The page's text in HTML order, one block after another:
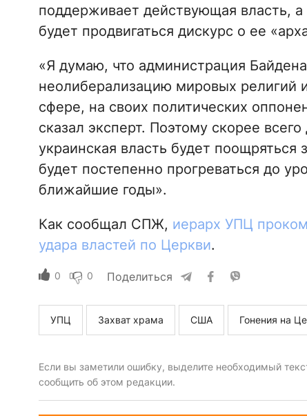
поддерживает действующая власть,
будет продвигаться дискурс о ее
«Я думаю, что администрация
неолиберализацию мировых религий
сфере, на своих политических
сказал эксперт. Поэтому скорее
украинская власть будет поощряться
будет постепенно прогреваться до
ближайшие годы».
Как сообщал СПЖ, иерарх УПЦ
удара властей по Церкви.
0 0 Поделиться
УПЦ Захват храма США Гонения на
Если вы заметили ошибку, выделите необходимый
сообщить об этом редакции.